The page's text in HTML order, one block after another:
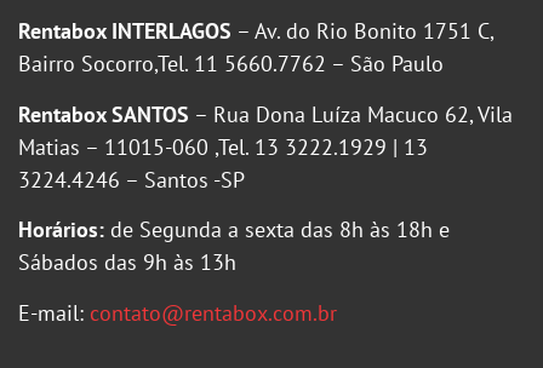
Rentabox INTERLAGOS – Av. do Rio Bonito 1751 C,
Bairro Socorro,Tel. 11 5660.7762 – São Paulo
Rentabox SANTOS – Rua Dona Luíza Macuco 62, Vila
Matias – 11015-060 ,Tel. 13 3222.1929 | 13
3224.4246 – Santos -SP
Horários: de Segunda a sexta das 8h às 18h e
Sábados das 9h às 13h
E-mail: contato@rentabox.com.br